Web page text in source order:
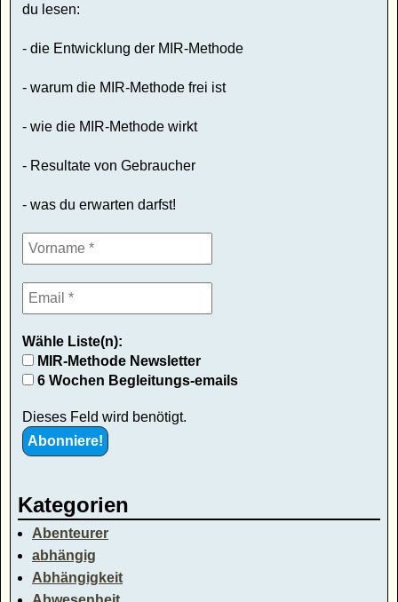
du lesen:
- die Entwicklung der MIR-Methode
- warum die MIR-Methode frei ist
- wie die MIR-Methode wirkt
- Resultate von Gebraucher
- was du erwarten darfst!
Wähle Liste(n):
MIR-Methode Newsletter
6 Wochen Begleitungs-emails
Dieses Feld wird benötigt.
Kategorien
Abenteurer
abhängig
Abhängigkeit